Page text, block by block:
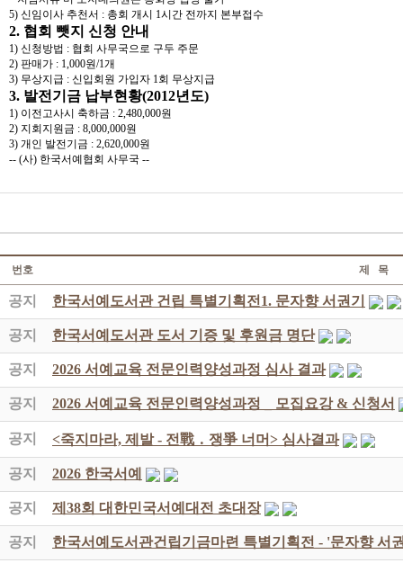
5) 신임이사 추천서 : 총회 개시 1시간 전까지 본부접수
2. 협회 뺏지 신청 안내
1) 신청방법 : 협회 사무국으로 구두 주문
2) 판매가 : 1,000원/1개
3) 무상지급 : 신입회원 가입자 1회 무상지급
3. 발전기금 납부현황(2012년도)
1) 이전고사시 축하금 : 2,480,000원
2) 지회지원금 : 8,000,000원
3) 개인 발전기금 : 2,620,000원
-- (사) 한국서예협회 사무국 --
번호 제 목
공지 한국서예도서관 건립 특별기획전1. 문자향 서권기
공지 한국서예도서관 도서 기증 및 후원금 명단
공지 2026 서예교육 전문인력양성과정 심사 결과
공지 2026 서예교육 전문인력양성과정 _ 모집요강 & 신청서
공지 <죽지마라, 제발 - 전戰 ․ 쟁爭 너머> 심사결과
공지 2026 한국서예
공지 제38회 대한민국서예대전 초대장
공지 한국서예도서관건립기금마련 특별기획전 - '문자향 서